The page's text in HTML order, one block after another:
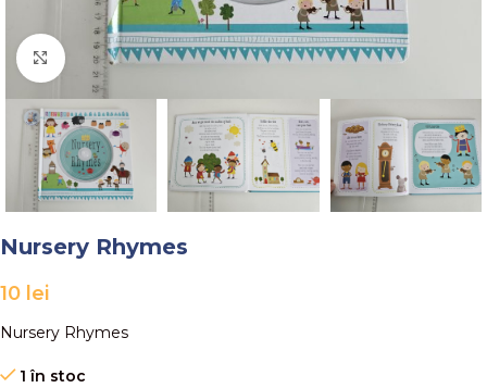
Faceți click pentru a mări
Nursery Rhymes
10 lei
Nursery Rhymes
1 în stoc